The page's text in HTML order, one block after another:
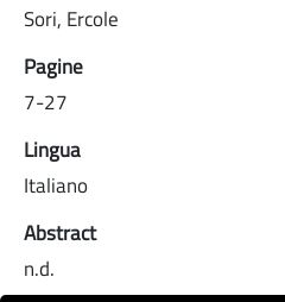
Sori, Ercole
Pagine
7-27
Lingua
Italiano
Abstract
n.d.